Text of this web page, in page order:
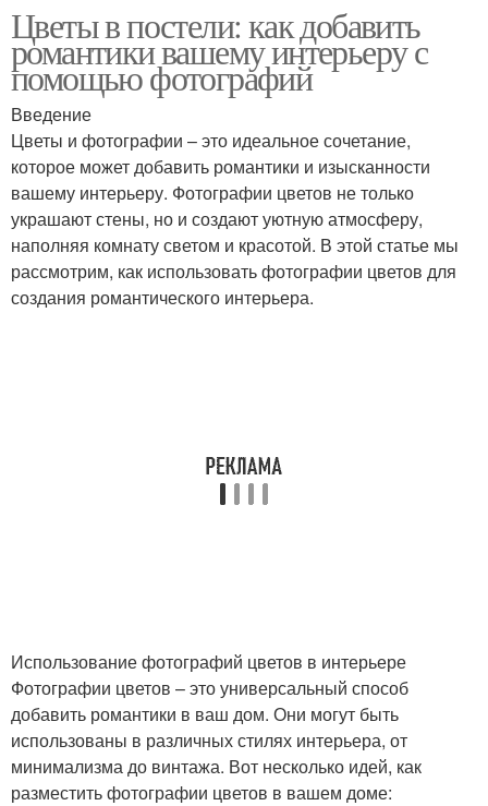
Цветы в постели: как добавить
романтики вашему интерьеру с
помощью фотографий
Введение
Цветы и фотографии – это идеальное сочетание,
которое может добавить романтики и изысканности
вашему интерьеру. Фотографии цветов не только
украшают стены, но и создают уютную атмосферу,
наполняя комнату светом и красотой. В этой статье мы
рассмотрим, как использовать фотографии цветов для
создания романтического интерьера.
Использование фотографий цветов в интерьере
Фотографии цветов – это универсальный способ
добавить романтики в ваш дом. Они могут быть
использованы в различных стилях интерьера, от
минимализма до винтажа. Вот несколько идей, как
разместить фотографии цветов в вашем доме: